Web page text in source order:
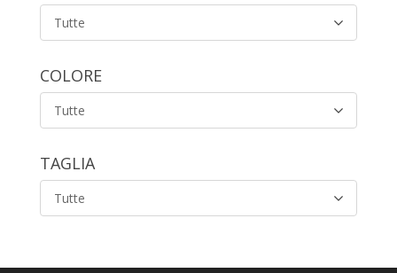
Tutte
COLORE
Tutte
TAGLIA
Tutte